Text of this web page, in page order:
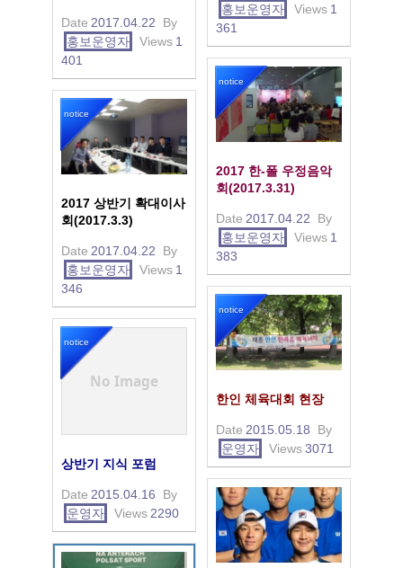
홍보운영자
Views 1
361
Date 2017.04.22
By
홍보운영자
Views 1
401
notice
2017 한-폴 우정음악
회(2017.3.31)
Date 2017.04.22
By
홍보운영자
Views 1
383
notice
2017 상반기 확대이사
회(2017.3.3)
Date 2017.04.22
By
홍보운영자
Views 1
346
notice
한인 체육대회 현장
Date 2015.05.18
By
운영자
Views3071
No Image
notice
상반기 지식 포럼
Date 2015.04.16
By
운영자
Views 2290